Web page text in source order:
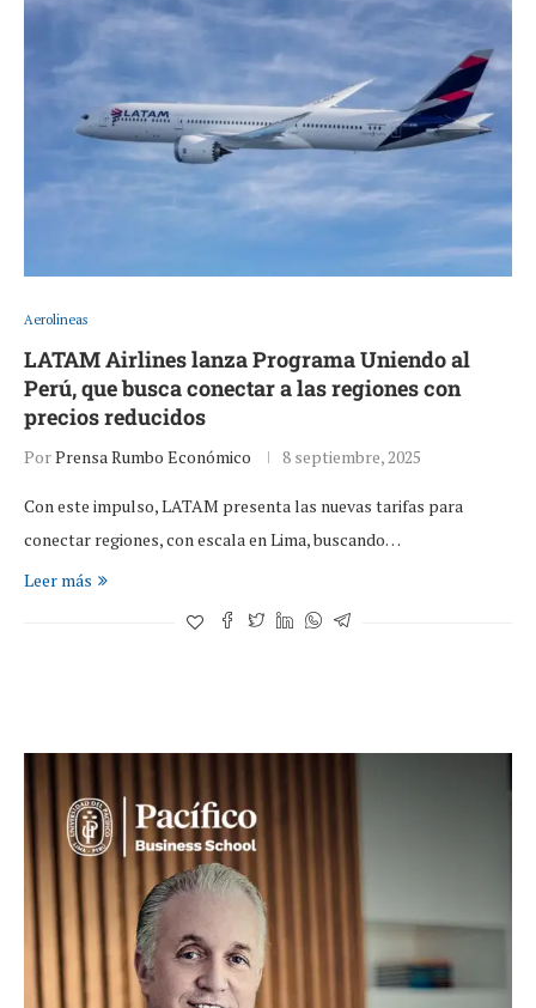
Aerolineas
LATAM Airlines lanza Programa Uniendo al
Perú, que busca conectar a las regiones con
precios reducidos
PorPrensa Rumbo Económico 8 septiembre, 2025
Con este impulso, LATAM presenta las nuevas tarifas para
conectar regiones, con escala en Lima, buscando…
Leer más